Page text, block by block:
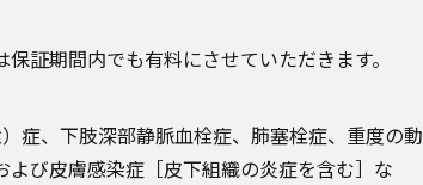
証期間内でも有料にさせていただきます。
症、下肢深部静脈血栓症、肺塞栓症、重度の動
び皮膚感染症［皮下組織の炎症を含む］な